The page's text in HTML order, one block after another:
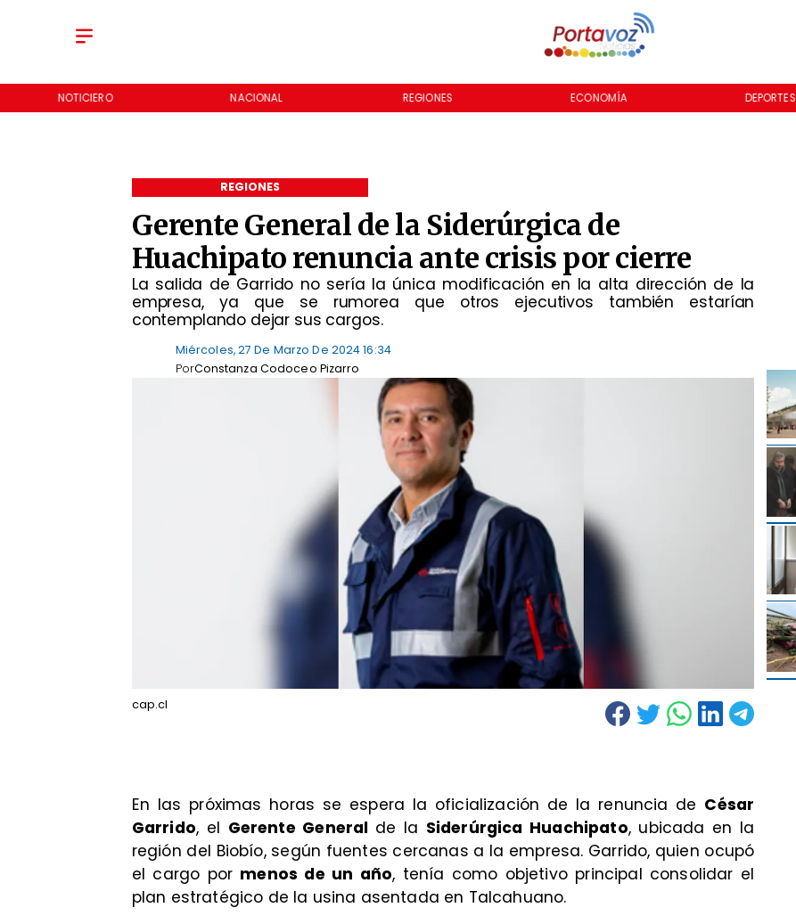
NOTICIERO NACIONAL REGIONES ECONOMÍA DEPORTES
Gerente General de la Siderúrgica de
Huachipato renuncia ante crisis por cierre
​La salida de Garrido no sería la única modificación en la alta dirección de la
empresa, ya que se rumorea que otros ejecutivos también estarían
contemplando dejar sus cargos.
REGIONES
Miércoles, 27 De Marzo De 2024 16:34
Constanza Codoceo Pizarro
Por
cap.cl
​En las próximas horas se espera la oficialización de la renuncia de César
Garrido, el Gerente General de la Siderúrgica Huachipato, ubicada en la
región del Biobío, según fuentes cercanas a la empresa. Garrido, quien ocupó
el cargo por menos de un año, tenía como objetivo principal consolidar el
plan estratégico de la usina asentada en Talcahuano.